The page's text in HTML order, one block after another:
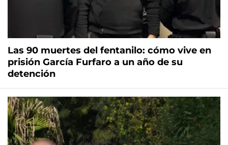
Las 90 muertes del fentanilo: cómo vive en
prisión García Furfaro a un año de su
detención